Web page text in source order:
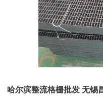
哈尔滨整流格栅批发 无锡